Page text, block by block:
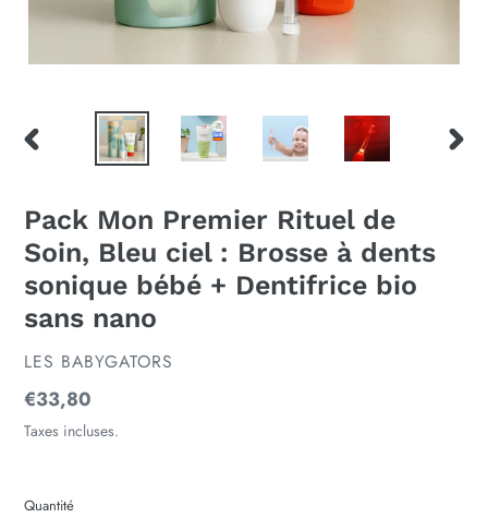
DIAPOSITIVE
Pack Mon Premier Rituel de
Soin, Bleu ciel : Brosse à dents
sonique bébé + Dentifrice bio
sans nano
DISTRIBUTEUR
LES BABYGATORS
Prix
normal
€33,80
Taxes incluses.
Quantité